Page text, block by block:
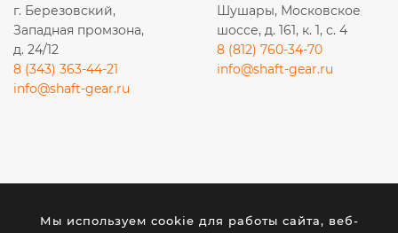
Мы используем cookie для работы сайта, веб-
г. Березовский,
Западная промзона,
д. 24/12
8 (343) 363-44-21
info@shaft-gear.ru
Шушары, Московское
шоссе, д. 161, к. 1, с. 4
8 (812) 760-34-70
info@shaft-gear.ru
каких условиях не является публичной офертой,